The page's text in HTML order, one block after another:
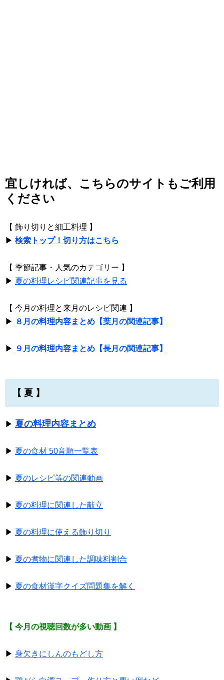
宜しければ、こちらのサイトもご利用
ください
【 飾り切りと細工料理 】
▶ 検索トップ！切り方はこちら
【 季節記事・人気のカテゴリー 】
▶ 夏の料理レシピ関連記事を見る
【 今月の料理と来月のレシピ関連 】
▶ ８月の料理内容まとめ【葉月の関連記事】
▶ ９月の料理内容まとめ【長月の関連記事】
【 夏 】
▶ 夏の料理内容まとめ
▶ 夏の食材 50音順一覧表
▶ 夏のレシピ等の関連動画
▶ 夏の料理に関連した献立
▶ 夏の料理に使える飾り切り
▶ 夏の煮物に関連した調味料割合
▶ 夏の食材漢字クイズ問題集を解く
【 今月の視聴回数が多い動画 】
▶ 身欠きにしんのもどし方